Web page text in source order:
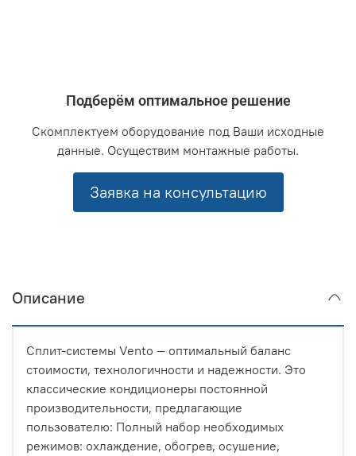
Подберём оптимальное решение
Скомплектуем оборудование под Ваши исходные
данные. Осуществим монтажные работы.
Заявка на консультацию
Описание
Сплит-системы Vento — оптимальный баланс
стоимости, технологичности и надежности. Это
классические кондиционеры постоянной
производительности, предлагающие
пользователю: Полный набор необходимых
режимов: охлаждение, обогрев, осушение,